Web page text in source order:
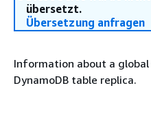
übersetzt.
Übersetzung anfragen
Information about a
DynamoDB table replica.